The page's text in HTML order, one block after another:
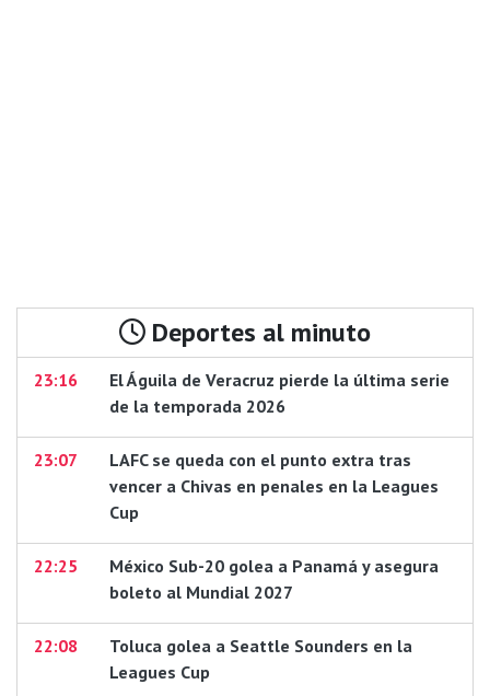
Deportes al minuto
23:16
El Águila de Veracruz pierde la última serie
de la temporada 2026
23:07
LAFC se queda con el punto extra tras
vencer a Chivas en penales en la Leagues
Cup
22:25
México Sub-20 golea a Panamá y asegura
boleto al Mundial 2027
22:08
Toluca golea a Seattle Sounders en la
Leagues Cup